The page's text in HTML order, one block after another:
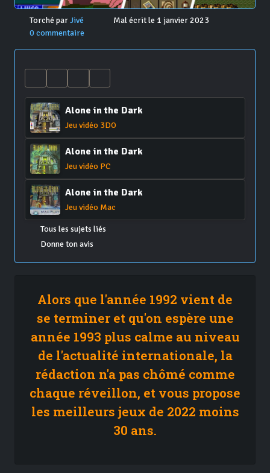
Torché parJivé
Mal écrit le 1 janvier 2023
0 commentaire
Alone in the Dark
Jeu vidéo 3DO
Alone in the Dark
Jeu vidéo PC
Alone in the Dark
Jeu vidéo Mac
Tous les sujets liés
Donne ton avis
Alors que l'année 1992 vient de
se terminer et qu'on espère une
année 1993 plus calme au niveau
de l'actualité internationale, la
rédaction n'a pas chômé comme
chaque réveillon, et vous propose
les meilleurs jeux de 2022 moins
30 ans.